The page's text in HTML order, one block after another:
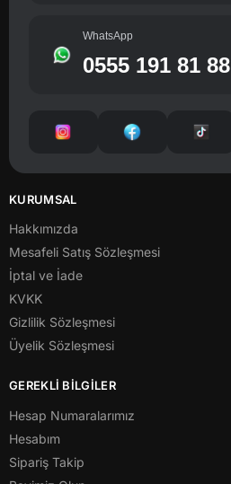
WhatsApp
0555 191 81 88
KURUMSAL
Hakkımızda
Mesafeli Satış Sözleşmesi
İptal ve İade
KVKK
Gizlilik Sözleşmesi
Üyelik Sözleşmesi
GEREKLİ BİLGİLER
Hesap Numaralarımız
Hesabım
Sipariş Takip